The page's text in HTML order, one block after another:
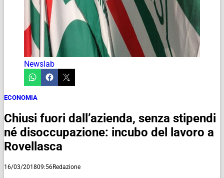
Newslab
ECONOMIA
Chiusi fuori dall’azienda, senza stipendi
né disoccupazione: incubo del lavoro a
Rovellasca
16/03/201809:56Redazione